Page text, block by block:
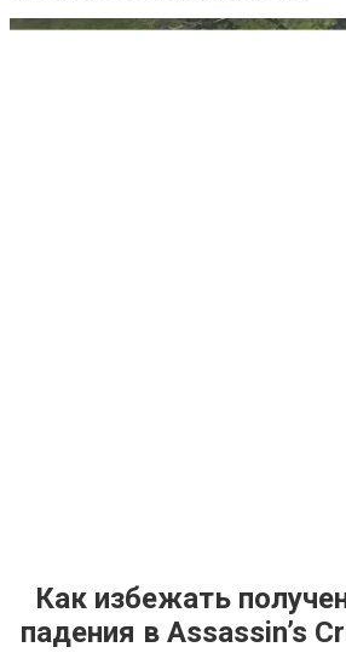
Как избежать
падения в Assassin’s